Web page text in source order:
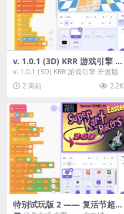
v. 1.0.1 (3D) KRR 游戏引擎 开
发版
v. 1.0.1 (3D) KRR 游戏引擎 开发版
2 周前
2.2K
特别试玩版 2 —— 复活节超级